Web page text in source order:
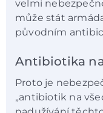
velmi
může stát
původním
Antibiotika
Proto je
„antibiotik na